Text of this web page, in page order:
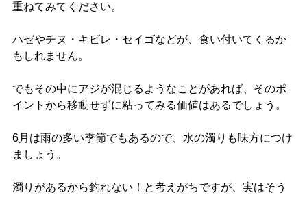
重ねてみてください。
ハゼやチヌ・キビレ・セイゴなどが、食い付いてくるか
もしれません。
でもその中にアジが混じるようなことがあれば、そのポ
イントから移動せずに粘ってみる価値はあるでしょう。
6月は雨の多い季節でもあるので、水の濁りも味方につけ
ましょう。
濁りがあるから釣れない！と考えがちですが、実はそう